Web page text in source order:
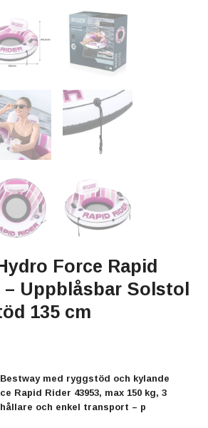
Force Rapid
– Uppblåsbar Solstol
135 cm
med ryggstöd och kylande
Rapid Rider 43953, max 150 kg, 3
och enkel transport – p